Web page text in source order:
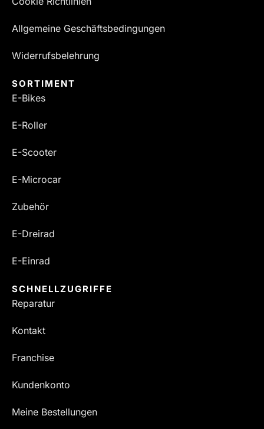
Allgemeine Geschäftsbedingungen
Widerrufsbelehrung
SORTIMENT
E-Bikes
E-Roller
E-Scooter
E-Microcar
Zubehör
E-Dreirad
E-Einrad
SCHNELLZUGRIFFE
Reparatur
Kontakt
Franchise
Kundenkonto
Meine Bestellungen